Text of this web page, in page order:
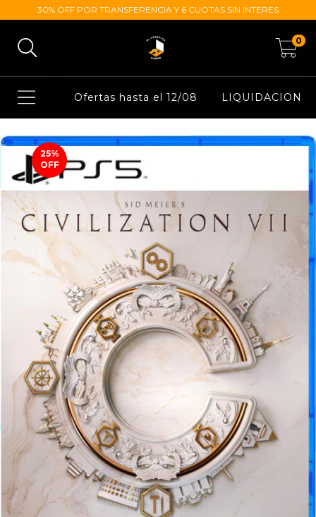
30% OFF POR TRANSFERENCIA Y 6 CUOTAS SIN INTERES
0
Ofertas hasta el 12/08 LIQUIDACION
25%
OFF